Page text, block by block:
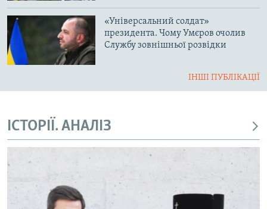
«Універсальний солдат»
президента. Чому Умєров очолив
Службу зовнішньої розвідки
ІНШІ ПУБЛІКАЦІЇ
ІСТОРІЇ. АНАЛІЗ